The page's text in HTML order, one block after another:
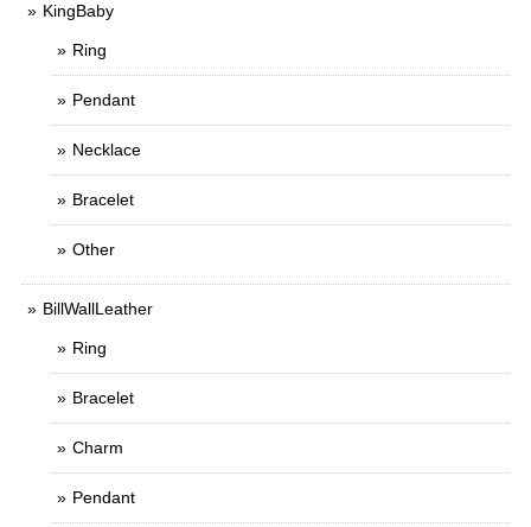
KingBaby
Ring
Pendant
Necklace
Bracelet
Other
BillWallLeather
Ring
Bracelet
Charm
Pendant